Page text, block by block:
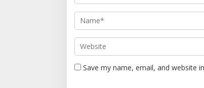
Save my name, email, and website